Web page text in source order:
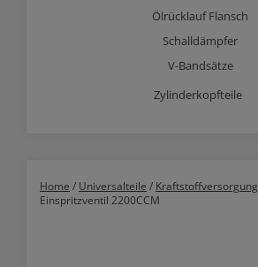
Ölrücklauf Flansch
Schalldämpfer
V-Bandsätze
Zylinderkopfteile
Home / Universalteile / Kraftstoffversorgung
Einspritzventil 2200CCM